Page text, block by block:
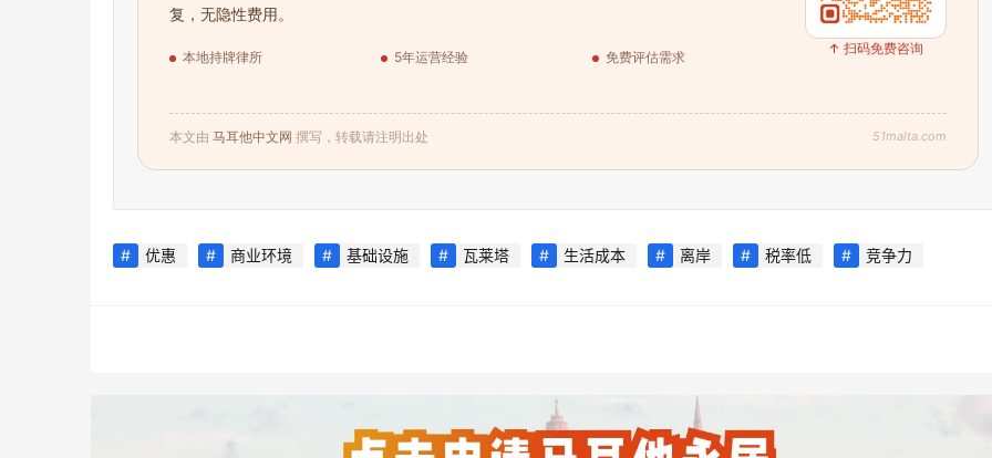
复，无隐性费用。
本地持牌律所 5年运营经验 免费评估需求 ↑ 扫码免费咨询
本文由 马耳他中文网 撰写，转载请注明出处 51malta.com
优惠 商业环境 基础设施 瓦莱塔 生活成本 离岸 税率低 竞争力